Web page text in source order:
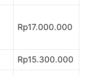
Rp17.000.000
Rp15.300.000